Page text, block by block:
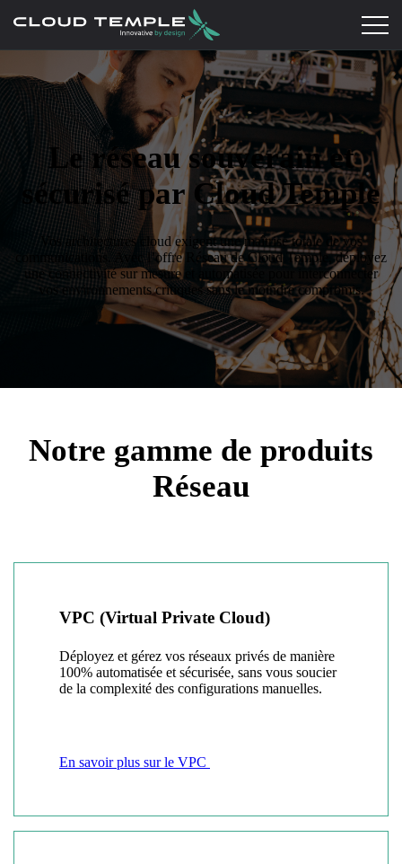
Le réseau souverain et
sécurisé par Cloud Temple
Vos architectures cloud exigent une maîtrise totale de vos
communications. Avec l’offre Réseau de Cloud Temple, déployez
une connectivité sur mesure et automatisée pour interconnecter
vos environnements critiques sans le moindre compromis.
Notre gamme de produits
Réseau
VPC (Virtual Private Cloud)
Déployez et gérez vos réseaux privés de manière
100% automatisée et sécurisée, sans vous soucier
de la complexité des configurations manuelles.
En savoir plus sur le VPC